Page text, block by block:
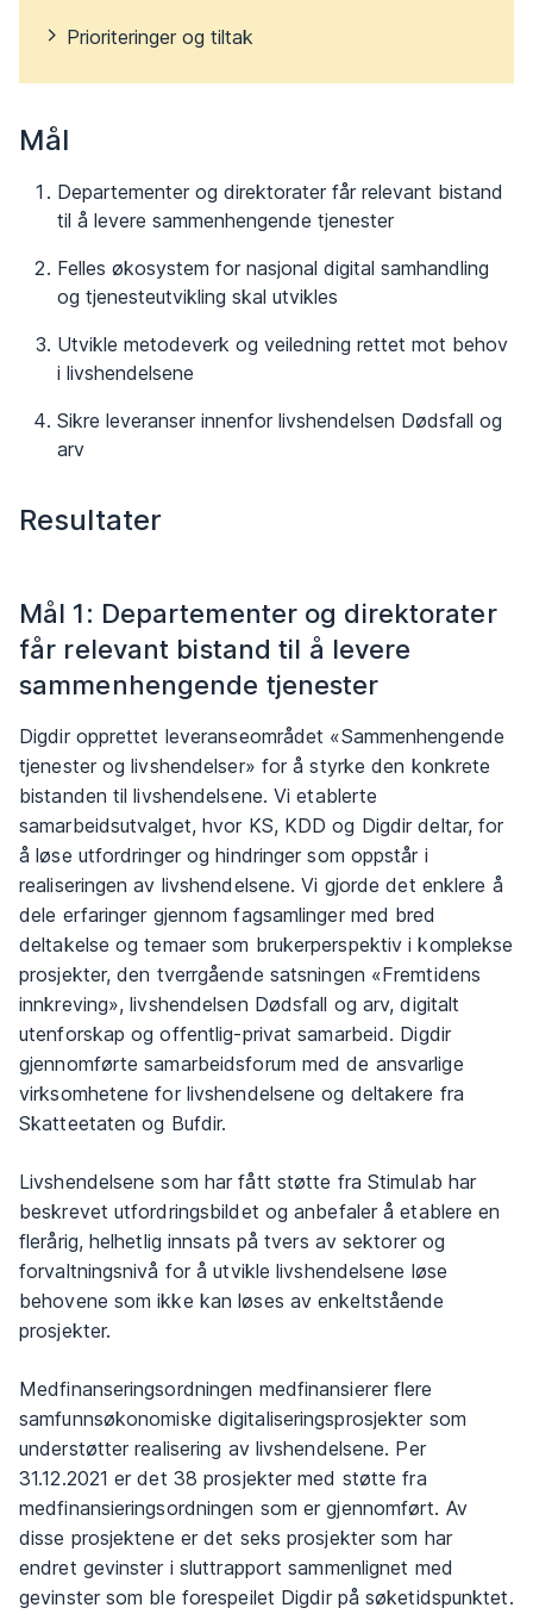
Prioriteringer og tiltak
Mål
Departementer og direktorater får relevant bistand
til å levere sammenhengende tjenester
Felles økosystem for nasjonal digital samhandling
og tjenesteutvikling skal utvikles
Utvikle metodeverk og veiledning rettet mot behov
i livshendelsene
Sikre leveranser innenfor livshendelsen Dødsfall og
arv
Resultater
Mål 1: Departementer og direktorater
får relevant bistand til å levere
sammenhengende tjenester
Digdir opprettet leveranseområdet «Sammenhengende
tjenester og livshendelser» for å styrke den konkrete
bistanden til livshendelsene. Vi etablerte
samarbeidsutvalget, hvor KS, KDD og Digdir deltar, for
å løse utfordringer og hindringer som oppstår i
realiseringen av livshendelsene. Vi gjorde det enklere å
dele erfaringer gjennom fagsamlinger med bred
deltakelse og temaer som brukerperspektiv i komplekse
prosjekter, den tverrgående satsningen «Fremtidens
innkreving», livshendelsen Dødsfall og arv, digitalt
utenforskap og offentlig-privat samarbeid. Digdir
gjennomførte samarbeidsforum med de ansvarlige
virksomhetene for livshendelsene og deltakere fra
Skatteetaten og Bufdir.
Livshendelsene som har fått støtte fra Stimulab har
beskrevet utfordringsbildet og anbefaler å etablere en
flerårig, helhetlig innsats på tvers av sektorer og
forvaltningsnivå for å utvikle livshendelsene løse
behovene som ikke kan løses av enkeltstående
prosjekter.
Medfinanseringsordningen medfinansierer flere
samfunnsøkonomiske digitaliseringsprosjekter som
understøtter realisering av livshendelsene. Per
31.12.2021 er det 38 prosjekter med støtte fra
medfinansieringsordningen som er gjennomført. Av
disse prosjektene er det seks prosjekter som har
endret gevinster i sluttrapport sammenlignet med
gevinster som ble forespeilet Digdir på søketidspunktet.